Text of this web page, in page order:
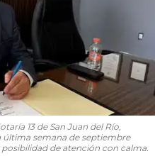
13 de San Juan del Río,
última semana de septiembre
de atención con calma.